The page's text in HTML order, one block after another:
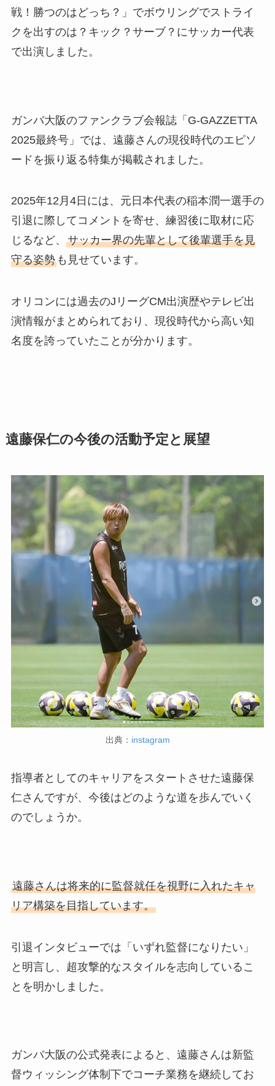
戦！勝つのはどっち？」でボウリングでストライ
クを出すのは？キック？サーブ？にサッカー代表
で出演しました。
ガンバ大阪のファンクラブ会報誌「G-GAZZETTA
2025最終号」では、遠藤さんの現役時代のエピソ
ードを振り返る特集が掲載されました。
2025年12月4日には、元日本代表の稲本潤一選手の
引退に際してコメントを寄せ、練習後に取材に応
じるなど、 サッカー界の先輩として後輩選手を見
守る姿勢も見せています。
オリコンには過去のJリーグCM出演歴やテレビ出
演情報がまとめられており、現役時代から高い知
名度を誇っていたことが分かります。
遠藤保仁の今後の活動予定と展望
出典： instagram
指導者としてのキャリアをスタートさせた遠藤保
仁さんですが、今後はどのような道を歩んでいく
のでしょうか。
遠藤さんは将来的に監督就任を視野に入れたキャ
リア構築を目指しています。
引退インタビューでは「いずれ監督になりたい」
と明言し、超攻撃的なスタイルを志向しているこ
とを明かしました。
ガンバ大阪の公式発表によると、遠藤さんは新監
督ウィッシング体制下でコーチ業務を継続してお